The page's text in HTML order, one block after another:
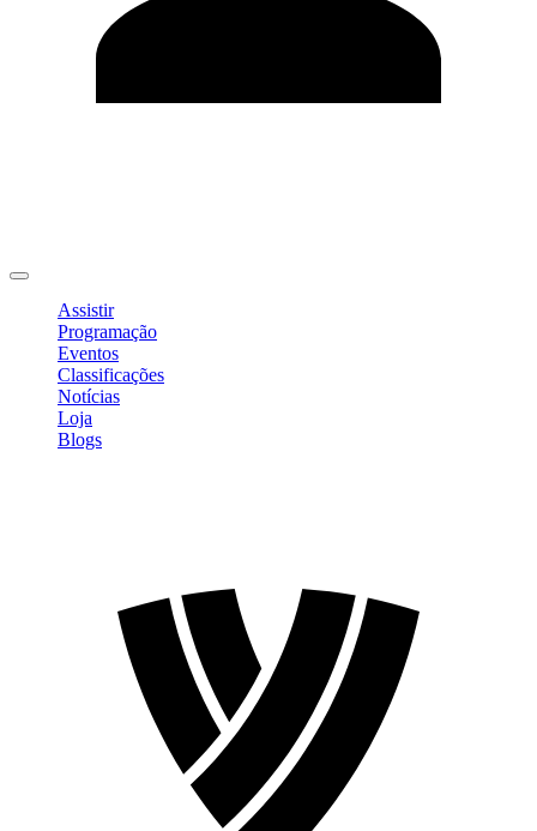
Assistir
Programação
Eventos
Classificações
Notícias
Loja
Blogs